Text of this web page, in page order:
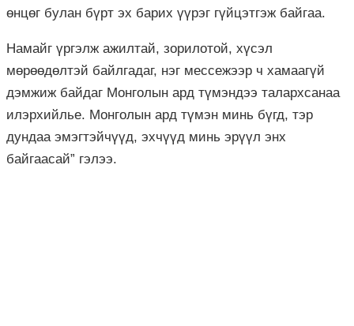
өнцөг булан бүрт эх барих үүрэг гүйцэтгэж байгаа.
Намайг үргэлж ажилтай, зорилотой, хүсэл
мөрөөдөлтэй байлгадаг, нэг мессежээр ч хамаагүй
дэмжиж байдаг Монголын ард түмэндээ талархсанаа
илэрхийлье. Монголын ард түмэн минь бүгд, тэр
дундаа эмэгтэйчүүд, эхчүүд минь эрүүл энх
байгаасай” гэлээ.